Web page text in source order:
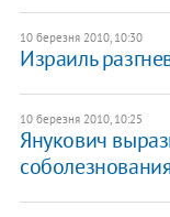
10 березня 2010, 10:30
Израиль
10 березня 2010, 10:25
Янукович